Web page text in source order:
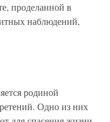
проделанной в
наблюдений,
родиной
Одно из них